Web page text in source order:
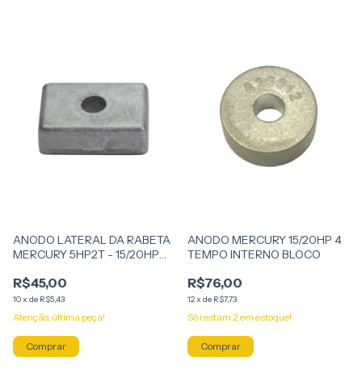
ANODO LATERAL DA RABETA
MERCURY 5HP2T - 15/20HP
R$45,00
10x de R$5,43
Atenção, última peça!
ANODO MERCURY 15/20HP 4
TEMPO INTERNO BLOCO
R$76,00
12x de R$7,73
Só restam 2 em estoque!